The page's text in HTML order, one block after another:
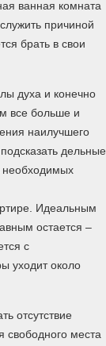
ванная комната
причиной
брать в свои
духа и конечно
все больше и
наилучшего
дельные
необходимых
Идеальным
остается –
с
уходит около
отсутствие
свободного места